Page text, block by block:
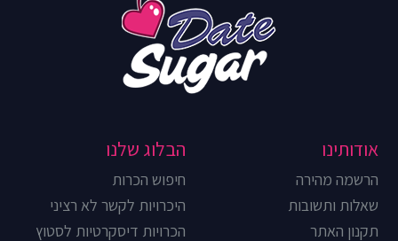
אודותינו
הרשמה מהירה
שאלות ותשובות
תקנון האתר
הבלוג שלנו
חיפוש הכרות
היכרויות לקשר לא רציני
הכרויות דיסקרטיות לסטוץ